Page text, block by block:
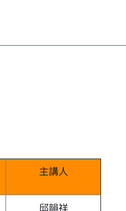
主講人
邱韻祥